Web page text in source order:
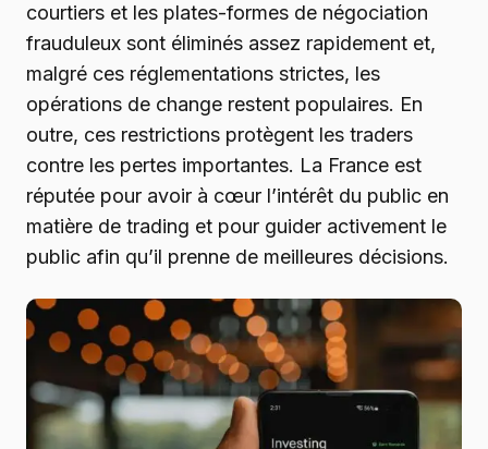
courtiers et les plates-formes de négociation
frauduleux sont éliminés assez rapidement et,
malgré ces réglementations strictes, les
opérations de change restent populaires. En
outre, ces restrictions protègent les traders
contre les pertes importantes. La France est
réputée pour avoir à cœur l’intérêt du public en
matière de trading et pour guider activement le
public afin qu’il prenne de meilleures décisions.